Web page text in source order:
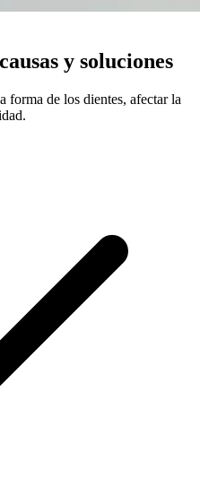
y soluciones
forma de los dientes, afectar la